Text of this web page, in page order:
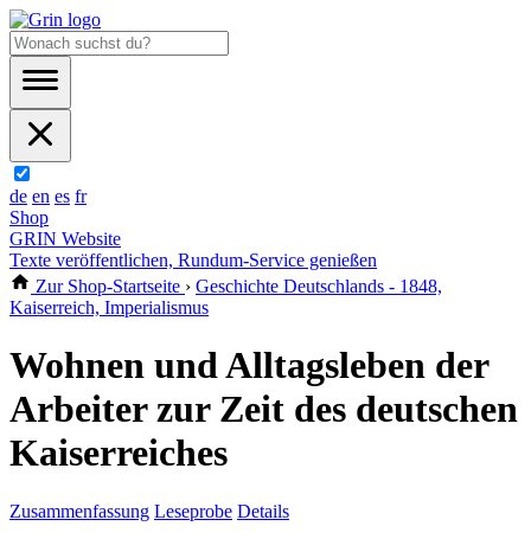
de en es fr
Shop
GRIN Website
Texte veröffentlichen, Rundum-Service genießen
Zur Shop-Startseite › Geschichte Deutschlands - 1848,
Kaiserreich, Imperialismus
Wohnen und Alltagsleben der
Arbeiter zur Zeit des deutschen
Kaiserreiches
Zusammenfassung Leseprobe Details